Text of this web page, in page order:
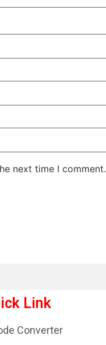
next time I comment.
Link
Converter